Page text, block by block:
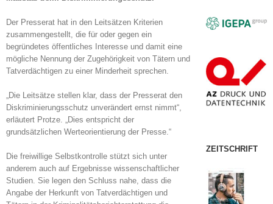
Der Presserat hat in den Leitsätzen Kriterien
zusammengestellt, die für oder gegen ein
begründetes öffentliches Interesse und damit eine
mögliche Nennung der Zugehörigkeit von Tätern und
Tatverdächtigen zu einer Minderheit sprechen.
„Die Leitsätze stellen klar, dass der Presserat den
Diskriminierungsschutz unverändert ernst nimmt“,
erläutert Protze. „Dies entspricht der
grundsätzlichen Werteorientierung der Presse.“
Die freiwillige Selbstkontrolle stützt sich unter
anderem auch auf Ergebnisse wissenschaftlicher
Studien. Sie legen den Schluss nahe, dass die
Angabe der Herkunft von Tatverdächtigen und
ZEITSCHRIFT